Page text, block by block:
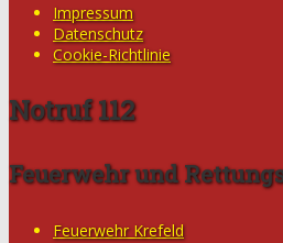
Impressum
Datenschutz
Cookie-Richtlinie
Notruf 112
Feuerwehr und
Feuerwehr Krefeld